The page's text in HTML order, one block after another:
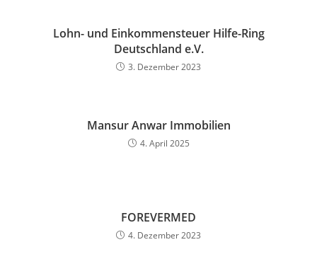
Lohn- und Einkommensteuer Hilfe-Ring
Deutschland e.V.
3. Dezember 2023
Mansur Anwar Immobilien
4. April 2025
FOREVERMED
4. Dezember 2023